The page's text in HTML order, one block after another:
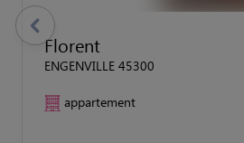
Florent
ENGENVILLE 45300
appartement
previous